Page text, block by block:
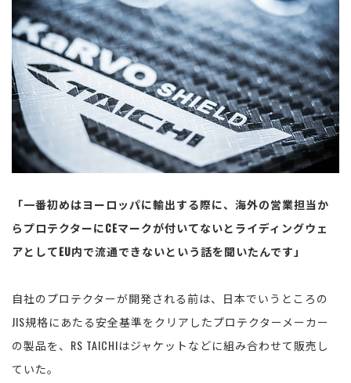
「一番初めはヨーロッパに輸出する際に、海外の営業担当か
らプロテクターにCEマークが付いてないとライディングウェ
アとしてEU内で流通できないという話を聞いたんです」
自社のプロテクターが開発される前は、日本でいうところの
JIS規格にあたる安全基準をクリアしたプロテクターメーカー
の製品を、RS TAICHIはジャケットなどに組み合わせて販売し
ていた。